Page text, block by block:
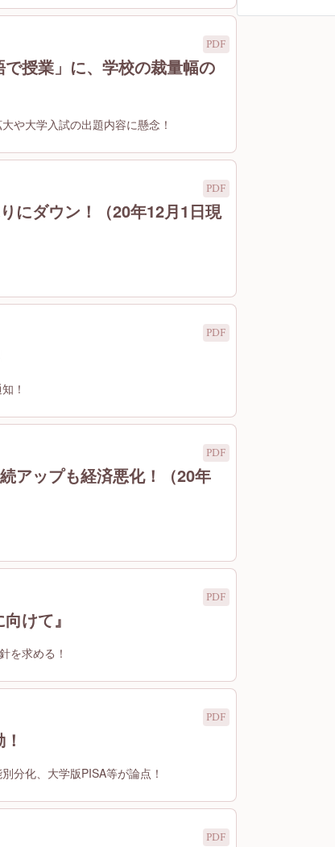
授業」に、学校の裁量幅の
や大学入試の出題内容に懸念！
ダウン！（20年12月1日現
！
ップも経済悪化！（20年
けて』
を求める！
分化、大学版PISA等が論点！